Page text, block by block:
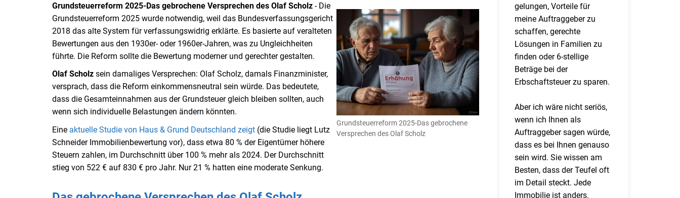
Grundsteuerreform 2025-Das gebrochene Versprechen des Olaf Scholz - Die
Grundsteuerreform 2025 wurde notwendig, weil das Bundesverfassungsgericht
2018 das alte System für verfassungswidrig erklärte. Es basierte auf veralteten
Bewertungen aus den 1930er- oder 1960er-Jahren, was zu Ungleichheiten
führte. Die Reform sollte die Bewertung moderner und gerechter gestalten.
Olaf Scholz sein damaliges Versprechen: Olaf Scholz, damals Finanzminister,
versprach, dass die Reform einkommensneutral sein würde. Das bedeutete,
dass die Gesamteinnahmen aus der Grundsteuer gleich bleiben sollten, auch
wenn sich individuelle Belastungen ändern könnten.
Eine aktuelle Studie von Haus & Grund Deutschland zeigt (die Studie liegt Lutz
Schneider Immobilienbewertung vor), dass etwa 80 % der Eigentümer höhere
Steuern zahlen, im Durchschnitt über 100 % mehr als 2024. Der Durchschnitt
stieg von 522 € auf 830 € pro Jahr. Nur 21 % hatten eine moderate Senkung.
Grundsteuerreform 2025-Das gebrochene
Versprechen des Olaf Scholz
gelungen, Vorteile für
meine Auftraggeber zu
schaffen, gerechte
Lösungen in Familien zu
finden oder 6-stellige
Beträge bei der
Erbschaftsteuer zu sparen.
Aber ich wäre nicht seriös,
wenn ich Ihnen als
Auftraggeber sagen würde,
dass es bei Ihnen genauso
sein wird. Sie wissen am
Besten, dass der Teufel oft
im Detail steckt. Jede
Immobilie ist anders.